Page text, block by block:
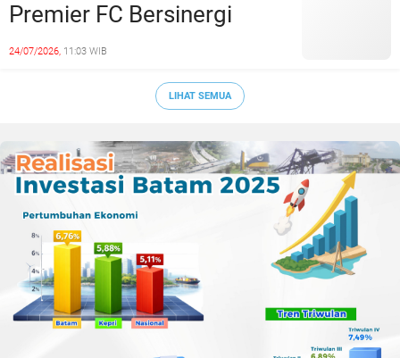
Premier FC Bersinergi
Cetak Generasi Emas
24/07/2026, 11:03 WIB
LIHAT SEMUA